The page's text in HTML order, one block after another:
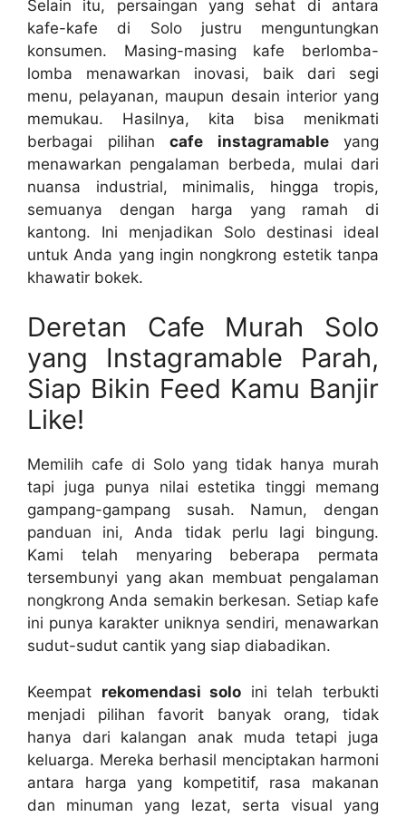
Selain itu, persaingan yang sehat di antara
kafe-kafe di Solo justru menguntungkan
konsumen. Masing-masing kafe berlomba-
lomba menawarkan inovasi, baik dari segi
menu, pelayanan, maupun desain interior yang
memukau. Hasilnya, kita bisa menikmati
berbagai pilihan cafe instagramableyang
menawarkan pengalaman berbeda, mulai dari
nuansa industrial, minimalis, hingga tropis,
semuanya dengan harga yang ramah di
kantong. Ini menjadikan Solo destinasi ideal
untuk Anda yang ingin nongkrong estetik tanpa
khawatir bokek.
Deretan Cafe Murah Solo
yang Instagramable Parah,
Siap Bikin Feed Kamu Banjir
Like!
Memilih cafe di Solo yang tidak hanya murah
tapi juga punya nilai estetika tinggi memang
gampang-gampang susah. Namun, dengan
panduan ini, Anda tidak perlu lagi bingung.
Kami telah menyaring beberapa permata
tersembunyi yang akan membuat pengalaman
nongkrong Anda semakin berkesan. Setiap kafe
ini punya karakter uniknya sendiri, menawarkan
sudut-sudut cantik yang siap diabadikan.
Keempat rekomendasi solo ini telah terbukti
menjadi pilihan favorit banyak orang, tidak
hanya dari kalangan anak muda tetapi juga
keluarga. Mereka berhasil menciptakan harmoni
antara harga yang kompetitif, rasa makanan
dan minuman yang lezat, serta visual yang